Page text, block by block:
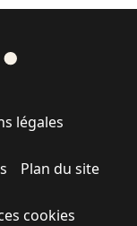
légales
Plan du site
cookies